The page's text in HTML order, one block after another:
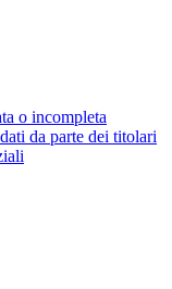
o incompleta
da parte dei titolari